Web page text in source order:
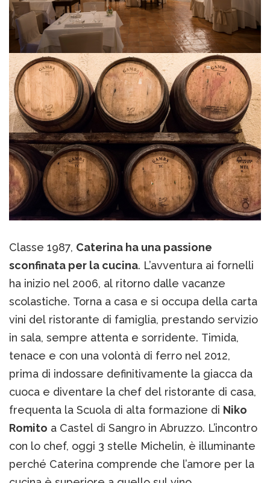
Classe 1987, Caterina ha una passione
sconfinata per la cucina. L’avventura ai fornelli
ha inizio nel 2006, al ritorno dalle vacanze
scolastiche. Torna a casa e si occupa della carta
vini del ristorante di famiglia, prestando servizio
in sala, sempre attenta e sorridente. Timida,
tenace e con una volontà di ferro nel 2012,
prima di indossare definitivamente la giacca da
cuoca e diventare la chef del ristorante di casa,
frequenta la Scuola di alta formazione di Niko
Romito a Castel di Sangro in Abruzzo. L’incontro
con lo chef, oggi 3 stelle Michelin, è illuminante
perché Caterina comprende che l’amore per la